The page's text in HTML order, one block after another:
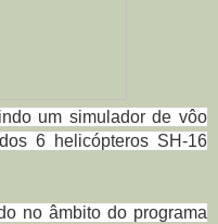
um simulador de vôo
6 helicópteros SH-16
no âmbito do programa